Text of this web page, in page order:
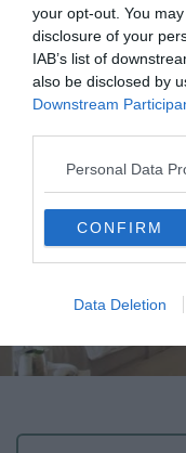
your opt-out. You
disclosure of your
IAB’s list of
also be disclosed by
Downstream
Personal Data
CONFIRM
Data Deletion